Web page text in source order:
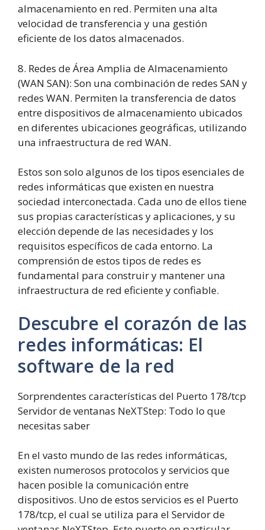
almacenamiento en red. Permiten una alta
velocidad de transferencia y una gestión
eficiente de los datos almacenados.
8. Redes de Área Amplia de Almacenamiento
(WAN SAN): Son una combinación de redes SAN y
redes WAN. Permiten la transferencia de datos
entre dispositivos de almacenamiento ubicados
en diferentes ubicaciones geográficas, utilizando
una infraestructura de red WAN.
Estos son solo algunos de los tipos esenciales de
redes informáticas que existen en nuestra
sociedad interconectada. Cada uno de ellos tiene
sus propias características y aplicaciones, y su
elección depende de las necesidades y los
requisitos específicos de cada entorno. La
comprensión de estos tipos de redes es
fundamental para construir y mantener una
infraestructura de red eficiente y confiable.
Descubre el corazón de las
redes informáticas: El
software de la red
Sorprendentes características del Puerto 178/tcp
Servidor de ventanas NeXTStep: Todo lo que
necesitas saber
En el vasto mundo de las redes informáticas,
existen numerosos protocolos y servicios que
hacen posible la comunicación entre
dispositivos. Uno de estos servicios es el Puerto
178/tcp, el cual se utiliza para el Servidor de